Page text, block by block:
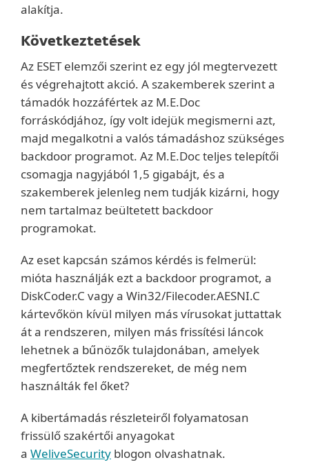
alakítja.
Következtetések
Az ESET elemzői szerint ez egy jól megtervezett
és végrehajtott akció. A szakemberek szerint a
támadók hozzáfértek az M.E.Doc
forráskódjához, így volt idejük megismerni azt,
majd megalkotni a valós támadáshoz szükséges
backdoor programot. Az M.E.Doc teljes telepítői
csomagja nagyjából 1,5 gigabájt, és a
szakemberek jelenleg nem tudják kizárni, hogy
nem tartalmaz beültetett backdoor
programokat.
Az eset kapcsán számos kérdés is felmerül:
mióta használják ezt a backdoor programot, a
DiskCoder.C vagy a Win32/Filecoder.AESNI.C
kártevőkön kívül milyen más vírusokat juttattak
át a rendszeren, milyen más frissítési láncok
lehetnek a bűnözők tulajdonában, amelyek
megfertőztek rendszereket, de még nem
használták fel őket?
A kibertámadás részleteiről folyamatosan
frissülő szakértői anyagokat
a WeliveSecurity blogon olvashatnak.